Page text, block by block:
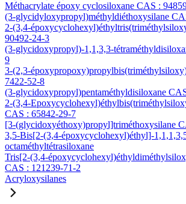
Méthacrylate époxy cyclosiloxane CAS :
(3-glycidyloxypropyl)méthyldiéthoxysilane
2-(3,4-
90492-24-3
(3-glycidoxypropyl)-1,1,3,3-
9
3-(2,3-
7422-52-8
(3-glycidoxypropyl)pentaméthyldisiloxane
2-(3,4-
CAS : 65842-29-7
[3-(glycidoxyéthoxy)propyl]triméthoxysilane
3,5-Bis[2-(3,4-époxycyclohexyl)éthyl]-
octaméthyltétrasiloxane
Tris[2-(3,4-
CAS : 121239-71-2
Acryloxysilanes